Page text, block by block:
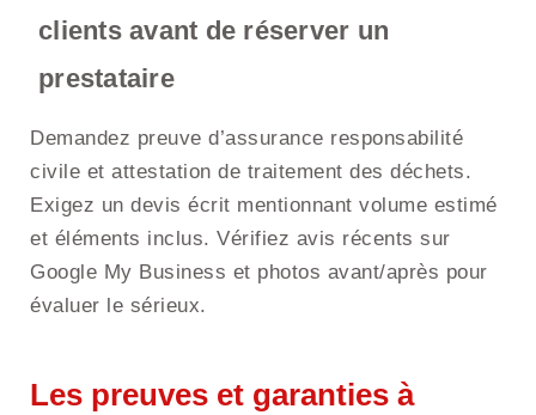
clients avant de réserver un
prestataire
Demandez preuve d’assurance responsabilité
civile et attestation de traitement des déchets.
Exigez un devis écrit mentionnant volume estimé
et éléments inclus. Vérifiez avis récents sur
Google My Business et photos avant/après pour
évaluer le sérieux.
Les preuves et garanties à